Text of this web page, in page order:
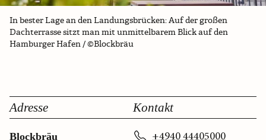
In bester Lage an den Landungsbrücken: Auf der großen
Dachterrasse sitzt man mit unmittelbarem Blick auf den
Hamburger Hafen / ©Blockbräu
Adresse
Blockbräu
Kontakt
+4940 44405000